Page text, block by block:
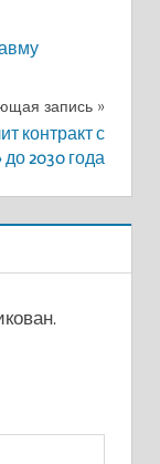
запись
контракт с
2030 года